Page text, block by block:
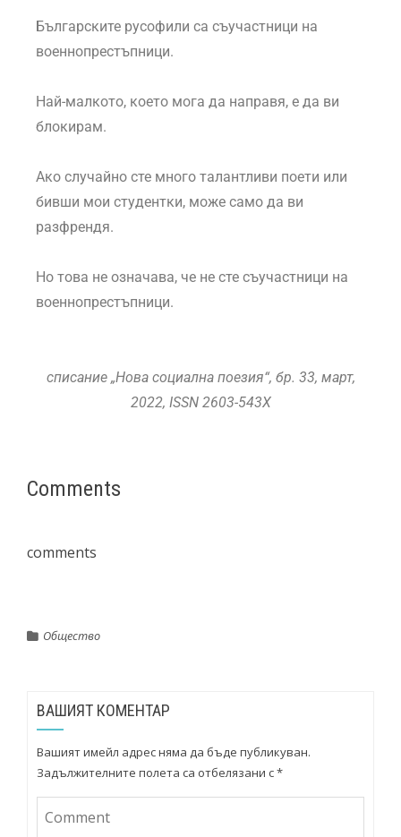
Българските русофили са съучастници на
военнопрестъпници.
Най-малкото, което мога да направя, е да ви
блокирам.
Ако случайно сте много талантливи поети или
бивши мои студентки, може само да ви
разфрендя.
Но това не означава, че не сте съучастници на
военнопрестъпници.
списание „Нова социална поезия“, бр. 33, март,
2022, ISSN 2603-543X
Comments
comments
Общество
ВАШИЯТ КОМЕНТАР
Вашият имейл адрес няма да бъде публикуван.
Задължителните полета са отбелязани с*